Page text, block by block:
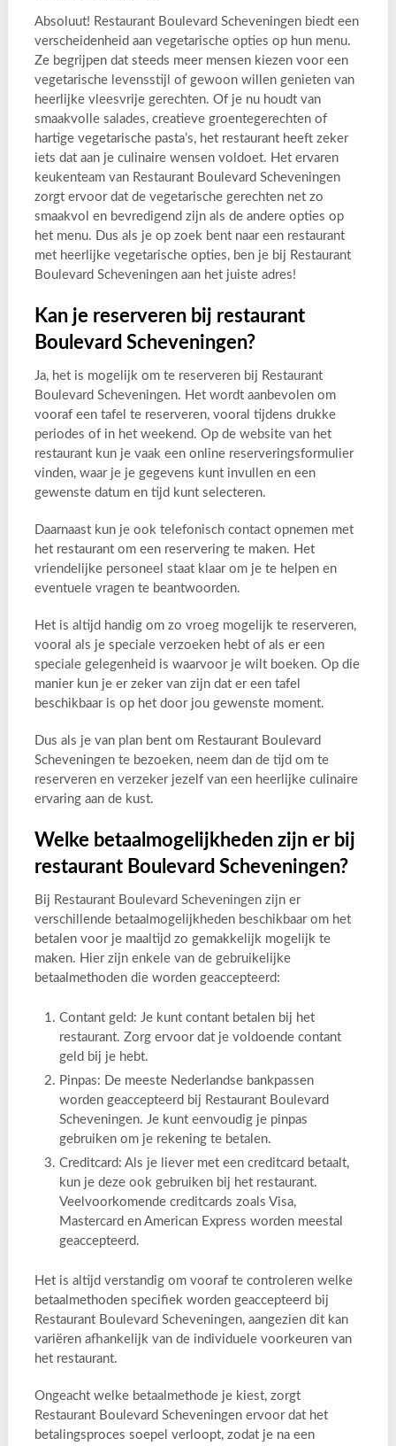
Absoluut! Restaurant Boulevard Scheveningen biedt een
verscheidenheid aan vegetarische opties op hun menu.
Ze begrijpen dat steeds meer mensen kiezen voor een
vegetarische levensstijl of gewoon willen genieten van
heerlijke vleesvrije gerechten. Of je nu houdt van
smaakvolle salades, creatieve groentegerechten of
hartige vegetarische pasta’s, het restaurant heeft zeker
iets dat aan je culinaire wensen voldoet. Het ervaren
keukenteam van Restaurant Boulevard Scheveningen
zorgt ervoor dat de vegetarische gerechten net zo
smaakvol en bevredigend zijn als de andere opties op
het menu. Dus als je op zoek bent naar een restaurant
met heerlijke vegetarische opties, ben je bij Restaurant
Boulevard Scheveningen aan het juiste adres!
Kan je reserveren bij restaurant
Boulevard Scheveningen?
Ja, het is mogelijk om te reserveren bij Restaurant
Boulevard Scheveningen. Het wordt aanbevolen om
vooraf een tafel te reserveren, vooral tijdens drukke
periodes of in het weekend. Op de website van het
restaurant kun je vaak een online reserveringsformulier
vinden, waar je je gegevens kunt invullen en een
gewenste datum en tijd kunt selecteren.
Daarnaast kun je ook telefonisch contact opnemen met
het restaurant om een reservering te maken. Het
vriendelijke personeel staat klaar om je te helpen en
eventuele vragen te beantwoorden.
Het is altijd handig om zo vroeg mogelijk te reserveren,
vooral als je speciale verzoeken hebt of als er een
speciale gelegenheid is waarvoor je wilt boeken. Op die
manier kun je er zeker van zijn dat er een tafel
beschikbaar is op het door jou gewenste moment.
Dus als je van plan bent om Restaurant Boulevard
Scheveningen te bezoeken, neem dan de tijd om te
reserveren en verzeker jezelf van een heerlijke culinaire
ervaring aan de kust.
Welke betaalmogelijkheden zijn er bij
restaurant Boulevard Scheveningen?
Bij Restaurant Boulevard Scheveningen zijn er
verschillende betaalmogelijkheden beschikbaar om het
betalen voor je maaltijd zo gemakkelijk mogelijk te
maken. Hier zijn enkele van de gebruikelijke
betaalmethoden die worden geaccepteerd:
Contant geld: Je kunt contant betalen bij het
restaurant. Zorg ervoor dat je voldoende contant
geld bij je hebt.
Pinpas: De meeste Nederlandse bankpassen
worden geaccepteerd bij Restaurant Boulevard
Scheveningen. Je kunt eenvoudig je pinpas
gebruiken om je rekening te betalen.
Creditcard: Als je liever met een creditcard betaalt,
kun je deze ook gebruiken bij het restaurant.
Veelvoorkomende creditcards zoals Visa,
Mastercard en American Express worden meestal
geaccepteerd.
Het is altijd verstandig om vooraf te controleren welke
betaalmethoden specifiek worden geaccepteerd bij
Restaurant Boulevard Scheveningen, aangezien dit kan
variëren afhankelijk van de individuele voorkeuren van
het restaurant.
Ongeacht welke betaalmethode je kiest, zorgt
Restaurant Boulevard Scheveningen ervoor dat het
betalingsproces soepel verloopt, zodat je na een